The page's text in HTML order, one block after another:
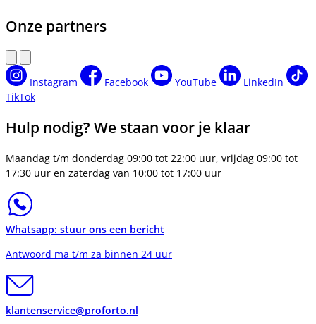
Onze partners
Instagram Facebook YouTube
LinkedIn
TikTok
Hulp nodig? We staan voor je klaar
Maandag t/m donderdag 09:00 tot 22:00 uur, vrijdag 09:00 tot
17:30 uur en zaterdag van 10:00 tot 17:00 uur
Whatsapp: stuur ons een bericht
Antwoord ma t/m za binnen 24 uur
klantenservice@proforto.nl